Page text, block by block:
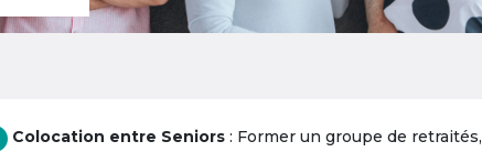
Colocation entre Seniors : Former un groupe de retraités,